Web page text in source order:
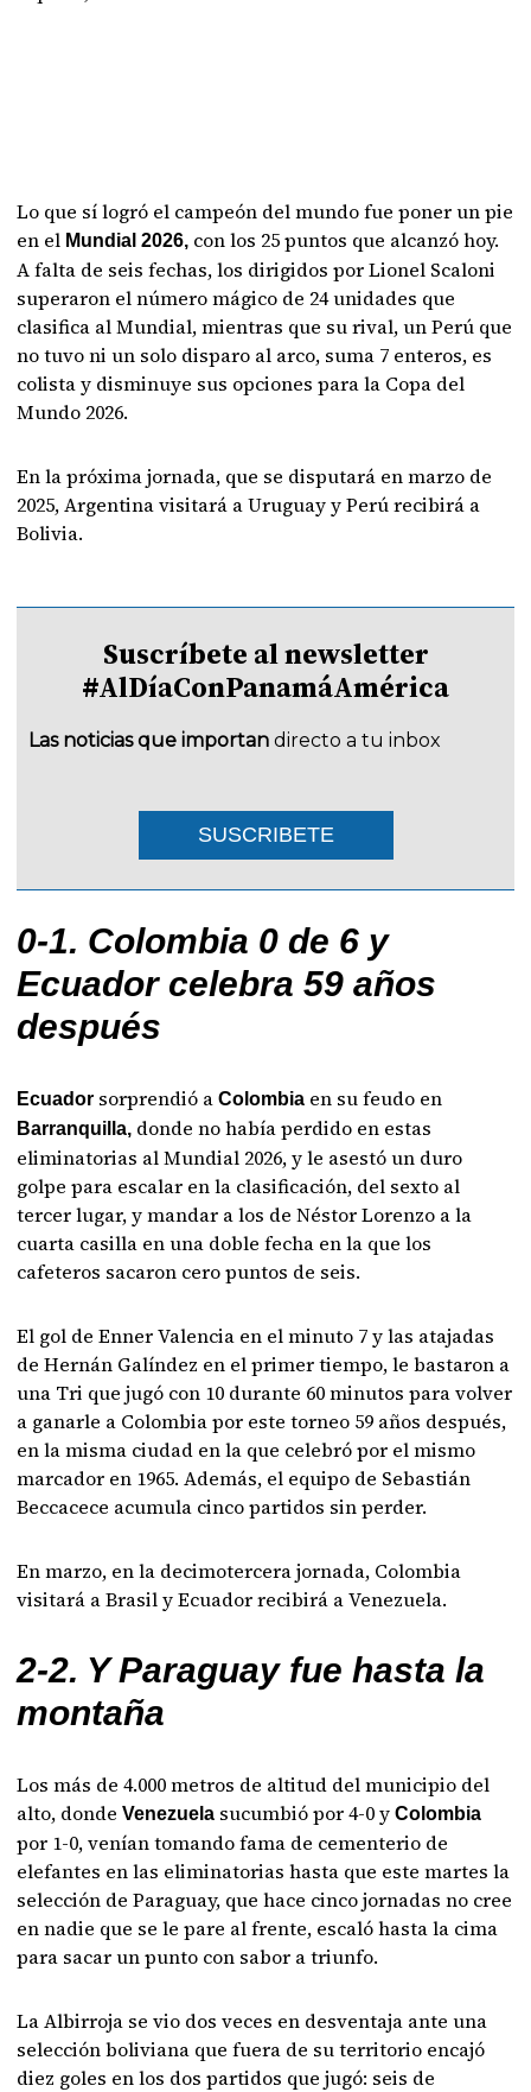
Lo que sí logró el campeón del mundo fue poner un pie
en el Mundial 2026, con los 25 puntos que alcanzó hoy.
A falta de seis fechas, los dirigidos por Lionel Scaloni
superaron el número mágico de 24 unidades que
clasifica al Mundial, mientras que su rival, un Perú que
no tuvo ni un solo disparo al arco, suma 7 enteros, es
colista y disminuye sus opciones para la Copa del
Mundo 2026.
En la próxima jornada, que se disputará en marzo de
2025, Argentina visitará a Uruguay y Perú recibirá a
Bolivia.
Suscríbete al newsletter
#AlDíaConPanamáAmérica
Las noticias que importan directo a tu inbox
SUSCRIBETE
0-1. Colombia 0 de 6 y
Ecuador celebra 59 años
después
Ecuador sorprendió aColombia en su feudo en
Barranquilla, donde no había perdido en estas
eliminatorias al Mundial 2026, y le asestó un duro
golpe para escalar en la clasificación, del sexto al
tercer lugar, y mandar a los de Néstor Lorenzo a la
cuarta casilla en una doble fecha en la que los
cafeteros sacaron cero puntos de seis.
El gol de Enner Valencia en el minuto 7 y las atajadas
de Hernán Galíndez en el primer tiempo, le bastaron a
una Tri que jugó con 10 durante 60 minutos para volver
a ganarle a Colombia por este torneo 59 años después,
en la misma ciudad en la que celebró por el mismo
marcador en 1965. Además, el equipo de Sebastián
Beccacece acumula cinco partidos sin perder.
En marzo, en la decimotercera jornada, Colombia
visitará a Brasil y Ecuador recibirá a Venezuela.
2-2. Y Paraguay fue hasta la
montaña
Los más de 4.000 metros de altitud del municipio del
alto, dondeVenezuela sucumbió por 4-0 yColombia
por 1-0, venían tomando fama de cementerio de
elefantes en las eliminatorias hasta que este martes la
selección de Paraguay, que hace cinco jornadas no cree
en nadie que se le pare al frente, escaló hasta la cima
para sacar un punto con sabor a triunfo.
La Albirroja se vio dos veces en desventaja ante una
selección boliviana que fuera de su territorio encajó
diez goles en los dos partidos que jugó: seis de